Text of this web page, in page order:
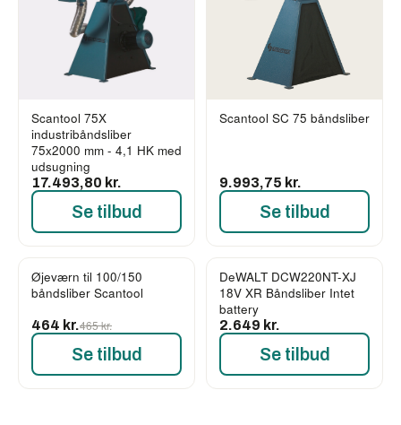
Scantool 75X
industribåndsliber
75x2000 mm - 4,1 HK med
udsugning
17.493,80 kr.
Se tilbud
Scantool SC 75 båndsliber
9.993,75 kr.
Se tilbud
Øjeværn til 100/150
båndsliber Scantool
464 kr.465 kr.
Se tilbud
DeWALT DCW220NT-XJ
18V XR Båndsliber Intet
battery
2.649 kr.
Se tilbud